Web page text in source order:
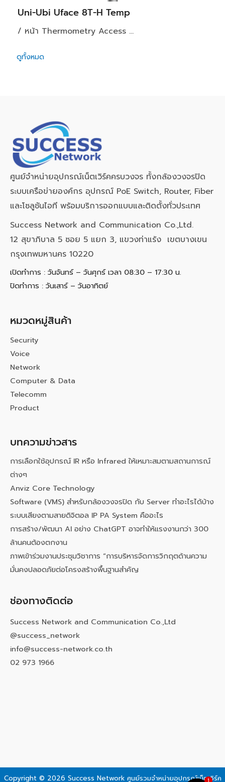
Uni-Ubi Uface 8T-H Temp
/ หน้า Thermometry Access ...
ดูทั้งหมด
ศูนย์จำหน่ายอุปกรณ์เน็ตเวิร์คครบวงจร ทั้งกล้องวงจรปิด
ระบบเครือข่ายองค์กร อุปกรณ์ PoE Switch, Router, Fiber
และโซลูชันไอที พร้อมบริการออกแบบและติดตั้งทั่วประเทศ
Success Network and Communication Co.,Ltd.
12 สุขาภิบาล 5 ซอย 5 แยก 3, แขวงท่าแร้ง เขตบางเขน
กรุงเทพมหานคร 10220
เปิดทำการ : วันจันทร์ – วันศุกร์ เวลา 08:30 – 17:30 น.
ปิดทำการ : วันเสาร์ – วันอาทิตย์
หมวดหมู่สินค้า
Security
Voice
Network
Computer & Data
Telecomm
Product
บทความข่าวสาร
การเลือกใช้อุปกรณ์ IR หรือ Infrared ให้เหมาะสมตามสถานการณ์
ต่างๆ
Anviz Core Technology
Software (VMS) สำหรับกล้องวงจรปิด กับ Server ทำอะไรได้บ้าง
ระบบเสียงตามสายดิจิตอล IP PA System คืออะไร
การสร้าง/พัฒนา AI อย่าง ChatGPT อาจทำให้แรงงานกว่า 300
ล้านคนต้องตกงาน
ภาพเข้าร่วมงานประชุมวิชาการ “การบริหารจัดการวิกฤตด้านความ
มั่นคงปลอดภัยต่อโครงสร้างพื้นฐานสำคัญ
ช่องทางติดต่อ
Success Network and Communication Co.,Ltd
@success_network
info@success-network.co.th
02 973 1966
Copyright © 2026 Success Network ศูนย์รวมจำหน่ายอุปกรณ์เน็ตเวิร์ค
1